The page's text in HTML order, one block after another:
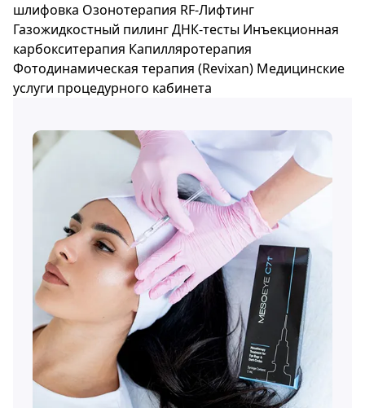
шлифовка Озонотерапия RF-Лифтинг
Газожидкостный пилингДНК-тесты Инъекционная
карбокситерапия Капилляротерапия
Фотодинамическая терапия (Revixan) Медицинские
услуги процедурного кабинета